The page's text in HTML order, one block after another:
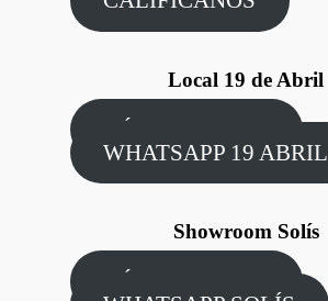
Local 19 de Abril
CÓMO LLEGAR
WHATSAPP 19 ABRIL
Showroom Solís